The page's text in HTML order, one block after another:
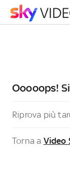
Ooooops!
Riprova più
Torna a Video